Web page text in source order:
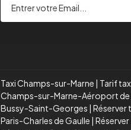
Taxi Champs-sur-Marne Tarif
Champs-sur-Marne-Aéroport de
Bussy-Saint-Georges Réserver
Paris-Charles de Gaulle